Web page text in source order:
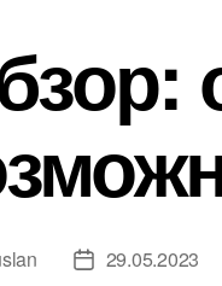
Дата29.05.2023